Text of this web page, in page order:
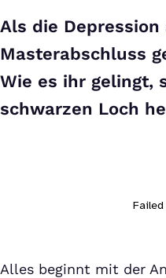
Als die
Masterabschluss
Wie es ihr gelingt,
schwarzen Loch
Alles beginnt mit der